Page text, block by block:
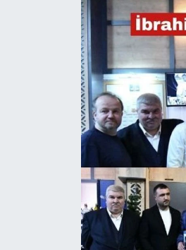
SAĞLIK
EĞİTİM
TARIM VE HAYVANCILIK
KÜLTÜR SANAT
RESMİ İLAN